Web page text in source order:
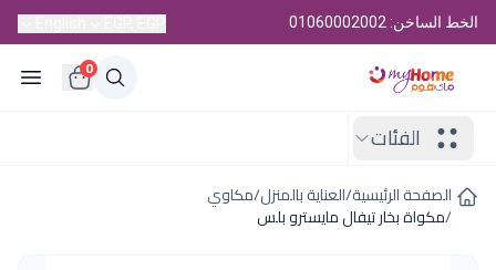
الخط الساخن: 01060002002
0
الفئات
الصفحة الرئيسية/العناية بالمنزل/مكاوي
/مكواة بخار تيفال مايسترو بلس